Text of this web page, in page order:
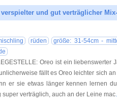
und gut verträglicher
rüden
größe: 31-54cm -
Oreo ist ein liebenswerter
fällt es Oreo leichter sich
er sie etwas länger kennen lernen
super verträglich, auch an der Leine mac